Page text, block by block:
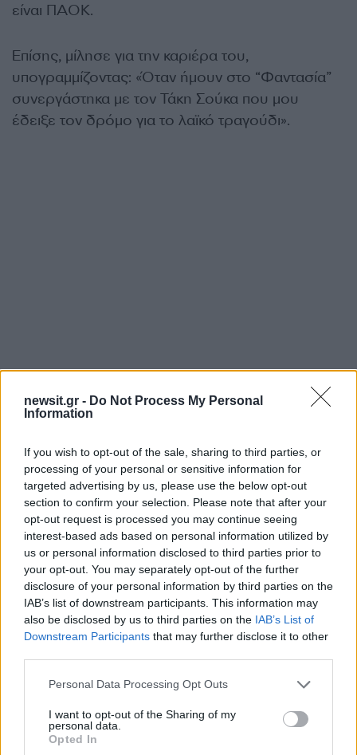
newsit.gr - Do Not Process My Personal
Information
If you wish to opt-out of the sale, sharing to third parties, or
processing of your personal or sensitive information for
targeted advertising by us, please use the below opt-out
section to confirm your selection. Please note that after your
opt-out request is processed you may continue seeing
interest-based ads based on personal information utilized by
us or personal information disclosed to third parties prior to
your opt-out. You may separately opt-out of the further
disclosure of your personal information by third parties on the
IAB’s list of downstream participants. This information may
also be disclosed by us to third parties on the IAB’s List of
Downstream Participants that may further disclose it to other
Please note that this website/app uses one or more Google
not limited to your visit or usage behaviour. You may click to
grant or deny consent to Google and its third-party tags to
use your data for below specified purposes in below Google
Personal Data Processing Opt Outs
I want to opt-out of the Sharing of my
personal data.
Opted In
είναι ΠΑΟΚ.
Επίσης, μίλησε για την καριέρα του,
υπογραμμίζοντας: «Όταν ήμουν στο “Φαντασία”
συνεργάστηκα με τον Τάκη Σούκα που μου
έδειξε τον δρόμο για το λαϊκό τραγούδι».
«Πήγα Θεσσαλονίκη, βγαίνω στο Πάλαι Ντε Σπορ
και “πέφτει”. Με το τραγούδι “Μπαρμπαλιάς”.
Όταν ήμουν Θεσσαλονίκη πήγαινα και
τραγουδούσα και στις φοιτητικές εστίες
αφιλοκερδώς. Οπότε όταν βγήκα είπαν, “να ο
δικός μας” . Για πέντε με 6 χρόνια με φώναζαν,
“γεια σου μπαρμπαλιά”», πρόσθεσε ακόμα ο
γνωστός τραγουδιστής.
ΔΙΑΦΗΜΙΣΗ